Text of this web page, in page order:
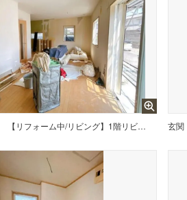
【リフォーム中/リビング】1階リビングです。 玄関